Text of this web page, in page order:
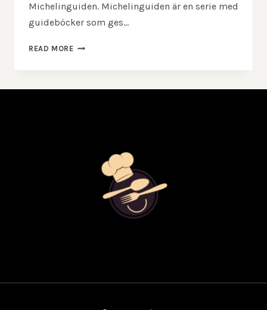
Michelinguiden. Michelinguiden är en serie med
guideböcker som ges…
READ MOREGUIDE